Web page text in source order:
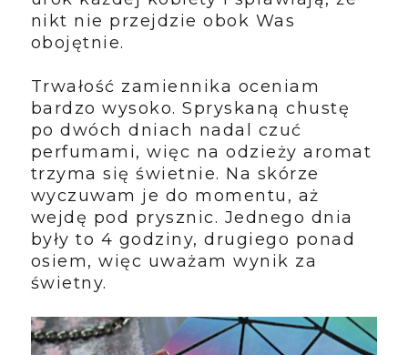
nikt nie przejdzie obok Was
obojętnie.
Trwałość zamiennika oceniam
bardzo wysoko. Spryskaną chustę
po dwóch dniach nadal czuć
perfumami, więc na odzieży aromat
trzyma się świetnie. Na skórze
wyczuwam je do momentu, aż
wejdę pod prysznic. Jednego dnia
były to 4 godziny, drugiego ponad
osiem, więc uważam wynik za
świetny.